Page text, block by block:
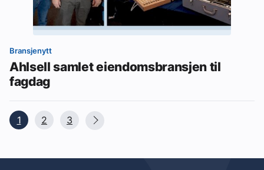
Bransjenytt
Ahlsell samlet eiendomsbransjen til
fagdag
1 2 3